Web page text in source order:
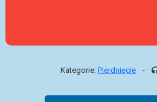
Kategorie:Pierdnięcie -